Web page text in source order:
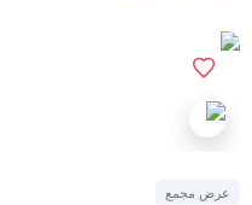
مجمع